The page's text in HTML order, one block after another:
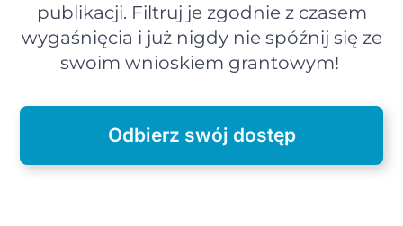
publikacji. Filtruj je zgodnie z czasem
wygaśnięcia i już nigdy nie spóźnij się ze
swoim wnioskiem grantowym!
Odbierz swój dostęp